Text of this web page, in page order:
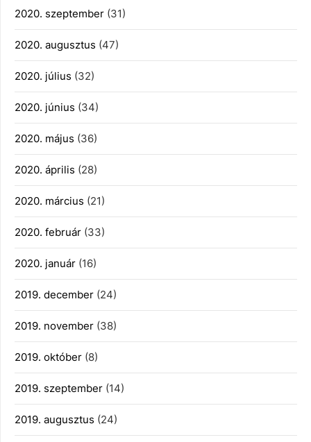
2020. szeptember (31)
2020. augusztus (47)
2020. július (32)
2020. június (34)
2020. május (36)
2020. április (28)
2020. március (21)
2020. február (33)
2020. január (16)
2019. december (24)
2019. november (38)
2019. október (8)
2019. szeptember (14)
2019. augusztus (24)